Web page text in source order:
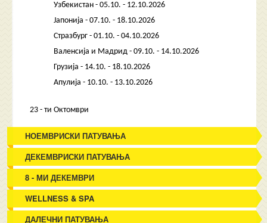
Узбекистан - 05.10. - 12.10.2026
Јапонија - 07.10. - 18.10.2026
Стразбург - 01.10. - 04.10.2026
Валенсија и Мадрид - 09.10. - 14.10.2026
Грузија - 14.10. - 18.10.2026
Апулија - 10.10. - 13.10.2026
23 - ти Октомври
НОЕМВРИСКИ ПАТУВАЊА
ДЕКЕМВРИСКИ ПАТУВАЊА
8 - МИ ДЕКЕМВРИ
WELLNESS & SPA
ДАЛЕЧНИ ПАТУВАЊА